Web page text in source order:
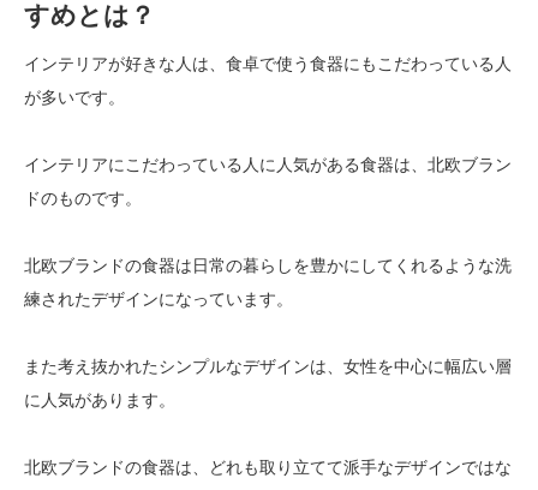
すめとは？
インテリアが好きな人は、食卓で使う食器にもこだわっている人
が多いです。
インテリアにこだわっている人に人気がある食器は、北欧ブラン
ドのものです。
北欧ブランドの食器は日常の暮らしを豊かにしてくれるような洗
練されたデザインになっています。
また考え抜かれたシンプルなデザインは、女性を中心に幅広い層
に人気があります。
北欧ブランドの食器は、どれも取り立てて派手なデザインではな